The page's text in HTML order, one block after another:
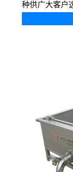
种供广大客户